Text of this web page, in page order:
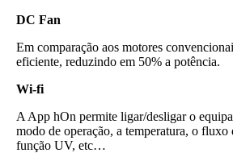
DC Fan
Em comparação aos motores
eficiente, reduzindo em 50% a potência.
Wi-fi
A App hOn permite ligar/desligar o
modo de operação, a temperatura, o fluxo
função UV, etc…